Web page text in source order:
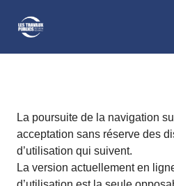
La poursuite de la navigation
acceptation sans réserve des
d’utilisation qui suivent.
La version actuellement en